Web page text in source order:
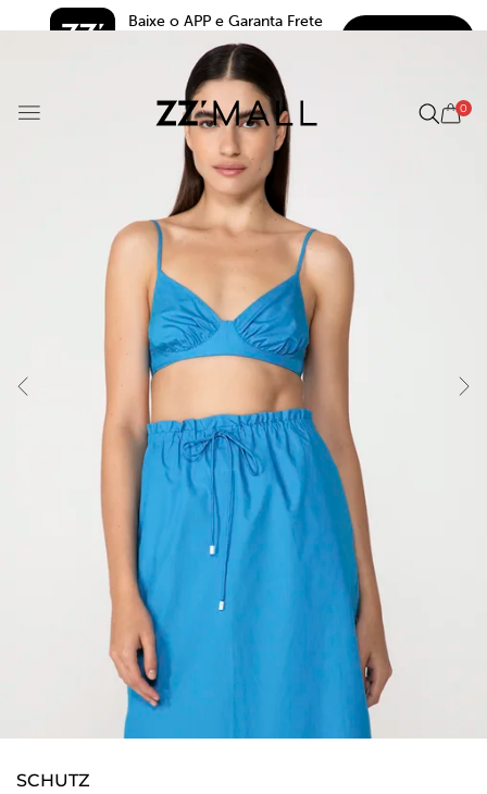
Baixe o APP e Garanta Frete
5.0
0
SCHUTZ